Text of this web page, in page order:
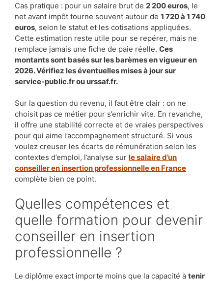
Cas pratique : pour un salaire brut de 2 200 euros, le
net avant impôt tourne souvent autour de 1 720 à 1 740
euros, selon le statut et les cotisations appliquées.
Cette estimation reste utile pour se repérer, mais ne
remplace jamais une fiche de paie réelle. Ces
montants sont basés sur les barèmes en vigueur en
2026. Vérifiez les éventuelles mises à jour sur
service-public.fr ou urssaf.fr.
Sur la question du revenu, il faut être clair : on ne
choisit pas ce métier pour s’enrichir vite. En revanche,
il offre une stabilité correcte et de vraies perspectives
pour qui aime l’accompagnement structuré. Si vous
voulez creuser les écarts de rémunération selon les
contextes d’emploi, l’analyse sur le salaire d’un
conseiller en insertion professionnelle en France
complète bien ce point.
Quelles compétences et
quelle formation pour devenir
conseiller en insertion
professionnelle ?
Le diplôme exact importe moins que la capacité à tenir